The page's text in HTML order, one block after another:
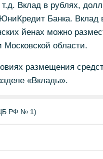
Вклад в рублях,
Банка. Вклад
йенах можно
области.
размещения
«Вклады».
РФ № 1)